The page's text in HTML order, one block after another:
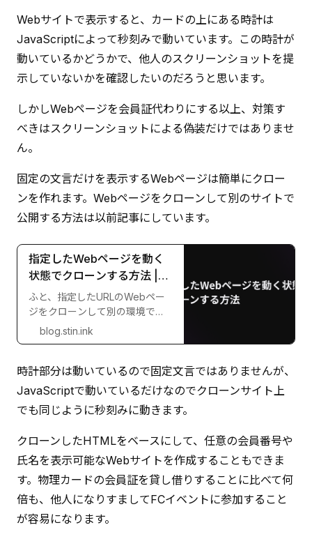
Webサイトで表示すると、カードの上にある時計は
JavaScriptによって秒刻みで動いています。この時計が
動いているかどうかで、他人のスクリーンショットを提
示していないかを確認したいのだろうと思います。
しかしWebページを会員証代わりにする以上、対策す
べきはスクリーンショットによる偽装だけではありませ
ん。
固定の文言だけを表示するWebページは簡単にクロー
ンを作れます。Webページをクローンして別のサイトで
公開する方法は以前記事にしています。
指定したWebページを動く
状態でクローンする方法 |
stin's Blog
ふと、指定したURLのWebペー
ジをクローンして別の環境で再
現する方法がないかと考えまし
た。 HTMLとそれが参照する
などをダウンロードして保存し
ておき、静的ファイルとして配
信すれば同じWebページを再現
できるはずです。 wget を使う
HTML...
blog.stin.ink
時計部分は動いているので固定文言ではありませんが、
JavaScriptで動いているだけなのでクローンサイト上
でも同じように秒刻みに動きます。
クローンしたHTMLをベースにして、任意の会員番号や
氏名を表示可能なWebサイトを作成することもできま
す。物理カードの会員証を貸し借りすることに比べて何
倍も、他人になりすましてFCイベントに参加すること
が容易になります。